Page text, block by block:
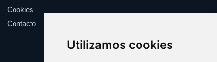
Utilizamos cookies
Cookies
Contacto